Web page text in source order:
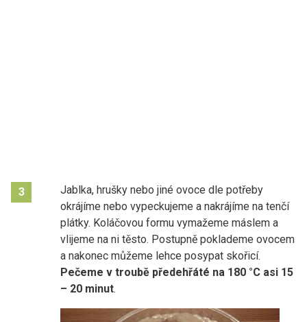
3
Jablka, hrušky nebo jiné ovoce dle potřeby
okrájíme nebo vypeckujeme a nakrájíme na tenčí
plátky. Koláčovou formu vymažeme máslem a
vlijeme na ni těsto. Postupně poklademe ovocem
a nakonec můžeme lehce posypat skořicí.
Pečeme v troubě předehřáté na 180 °C asi 15
– 20 minut.